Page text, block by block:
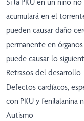
acumulará en el
pueden causar daño
permanente en
puede causar lo
Retrasos del desarrollo
Defectos cardíacos,
con PKU y fenilalanina
Autismo